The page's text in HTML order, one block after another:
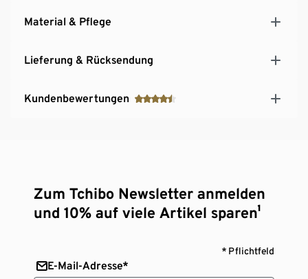
Material & Pflege
Lieferung & Rücksendung
Kundenbewertungen
Zum Tchibo Newsletter anmelden
und 10% auf viele Artikel sparen¹
* Pflichtfeld
E-Mail-Adresse*